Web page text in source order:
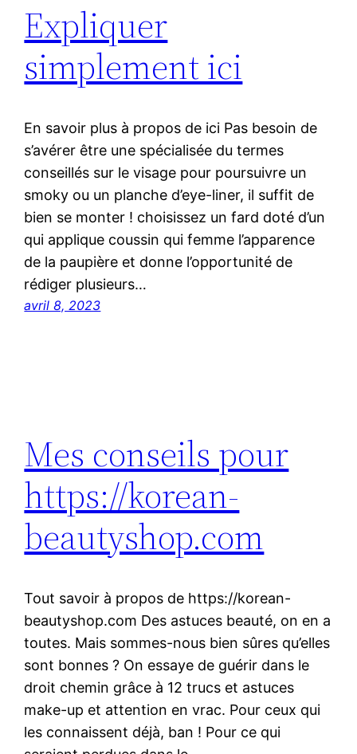
Expliquer
simplement ici
En savoir plus à propos de ici Pas besoin de
s’avérer être une spécialisée du termes
conseillés sur le visage pour poursuivre un
smoky ou un planche d’eye-liner, il suffit de
bien se monter ! choisissez un fard doté d’un
qui applique coussin qui femme l’apparence
de la paupière et donne l’opportunité de
rédiger plusieurs…
avril 8, 2023
Mes conseils pour
https://korean-
beautyshop.com
Tout savoir à propos de https://korean-
beautyshop.com Des astuces beauté, on en a
toutes. Mais sommes-nous bien sûres qu’elles
sont bonnes ? On essaye de guérir dans le
droit chemin grâce à 12 trucs et astuces
make-up et attention en vrac. Pour ceux qui
les connaissent déjà, ban ! Pour ce qui